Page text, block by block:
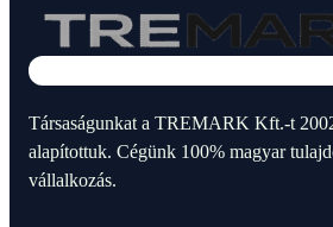
Társaságunkat a TREMARK Kft.-t
alapítottuk. Cégünk 100% magyar
vállalkozás.